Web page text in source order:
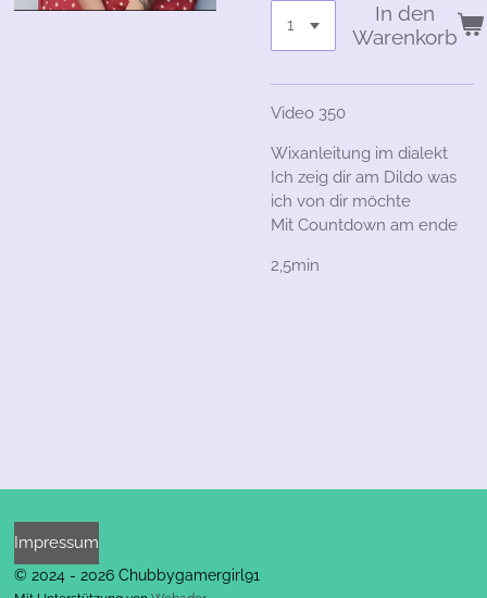
In den
Warenkorb
Video 350
Wixanleitung im dialekt
Ich zeig dir am Dildo was
ich von dir möchte
Mit Countdown am ende
2,5min
Impressum
© 2024 - 2026 Chubbygamergirl91